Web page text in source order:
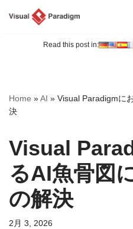
へ
ス
ッ
プ
Read this post in:
Home »AI » Visual Paradigmに
決
Visual
るAI魚骨図
の解決
2月 3, 2026